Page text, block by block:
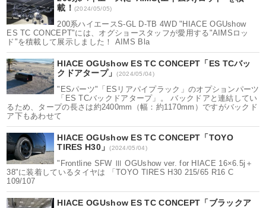
載！ (2024/05/05)
200系ハイエースS-GL D-TB 4WD "HIACE OGUshow
ES TC CONCEPT"には、オグショースタッフが愛用する"AIMSロッ
ド"を積載して展示しました！ AIMS Bla
HIACE OGUshow ES TC CONCEPT「ES TCバッ
クドアタープ」(2024/05/04)
"ESパーツ"「ESリアパイプラック」のオプションパーツ
「ES TCバックドアタープ」。 バックドアと連結してい
るため、タープの長さは約2400mm（幅：約1170mm）ですがバックド
ア下もあわせて
HIACE OGUshow ES TC CONCEPT「TOYO
TIRES H30」(2024/05/04)
"Frontline SFW Ⅲ OGUshow ver. for HIACE 16×6.5j＋
38"に装着しているタイヤは 「TOYO TIRES H30 215/65 R16 C
109/107
HIACE OGUshow ES TC CONCEPT「ブラックア